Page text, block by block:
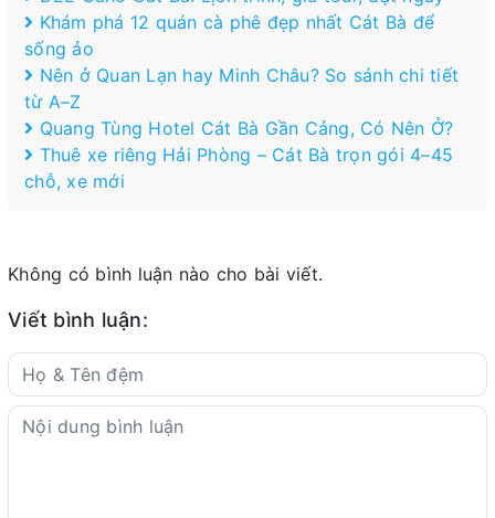
Khám phá 12 quán cà phê đẹp nhất Cát Bà để
sống ảo
Nên ở Quan Lạn hay Minh Châu? So sánh chi tiết
từ A–Z
Quang Tùng Hotel Cát Bà Gần Cảng, Có Nên Ở?
Thuê xe riêng Hải Phòng – Cát Bà trọn gói 4–45
chỗ, xe mới
Không có bình luận nào cho bài viết.
Viết bình luận: